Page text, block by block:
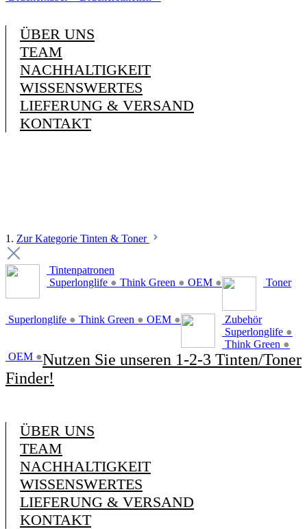
ÜBER UNS
TEAM
NACHHALTIGKEIT
WISSENSWERTES
LIEFERUNG & VERSAND
KONTAKT
1. Zur Kategorie Tinten & Toner
Tintenpatronen
Superlonglife ● Think Green ● OEM ● Toner
Superlonglife ● Think Green ● OEM ●
Zubehör
Superlonglife ●
Think Green ●
OEM ●Nutzen Sie unseren 1-2-3 Tinten/Toner
Finder!
ÜBER UNS
TEAM
NACHHALTIGKEIT
WISSENSWERTES
LIEFERUNG & VERSAND
KONTAKT